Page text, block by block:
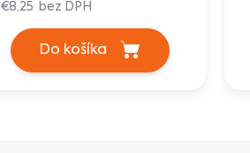
€8,25 bez DPH
Do košíka